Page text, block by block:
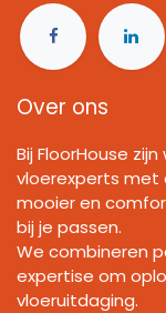
Over ons
Bij FloorHouse
vloerexperts met
mooier en
bij je passen.
We combineren
expertise om
vloeruitdaging.